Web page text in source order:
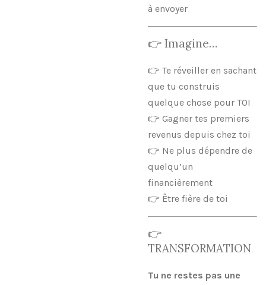
à envoyer
👉 Imagine…
👉 Te réveiller en sachant
que tu construis
quelque chose pour TOI
👉 Gagner tes premiers
revenus depuis chez toi
👉 Ne plus dépendre de
quelqu’un
financièrement
👉 Être fière de toi
👉
TRANSFORMATION
Tu ne restes pas une